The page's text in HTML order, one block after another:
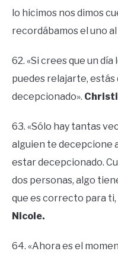
lo hicimos nos dimos
recordábamos el uno
62. «Si crees que un
puedes relajarte,
decepcionado».
63. «Sólo hay tantas
alguien te decepcione
estar decepcionado.
dos personas, algo
que es correcto para ti,
Nicole.
64. «Ahora es el